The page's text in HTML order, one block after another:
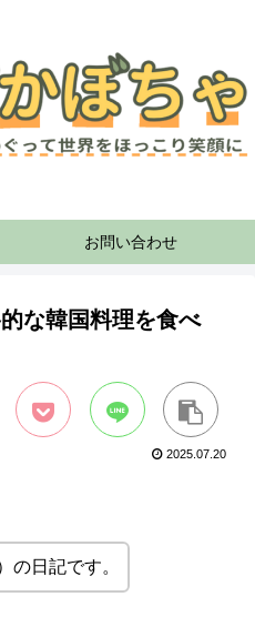
お問い合わせ
な韓国料理を食べ
2025.07.20
の日記です。